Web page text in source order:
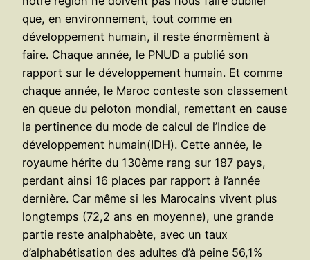
que, en environnement, tout comme en
développement humain, il reste énormèment à
faire. Chaque année, le PNUD a publié son
rapport sur le développement humain. Et comme
chaque année, le Maroc conteste son classement
en queue du peloton mondial, remettant en cause
la pertinence du mode de calcul de l’Indice de
développement humain(IDH). Cette année, le
royaume hérite du 130ème rang sur 187 pays,
perdant ainsi 16 places par rapport à l’année
dernière. Car même si les Marocains vivent plus
longtemps (72,2 ans en moyenne), une grande
partie reste analphabète, avec un taux
d’alphabétisation des adultes d’à peine 56,1%